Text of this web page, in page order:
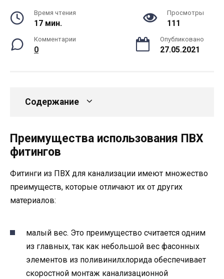
Время чтения
17 мин.
Просмотры
111
Комментарии
0
Опубликовано
27.05.2021
Содержание
Преимущества использования ПВХ
фитингов
Фитинги из ПВХ для канализации имеют множество
преимуществ, которые отличают их от других
материалов:
малый вес. Это преимущество считается одним
из главных, так как небольшой вес фасонных
элементов из поливинилхлорида обеспечивает
скоростной монтаж канализационной